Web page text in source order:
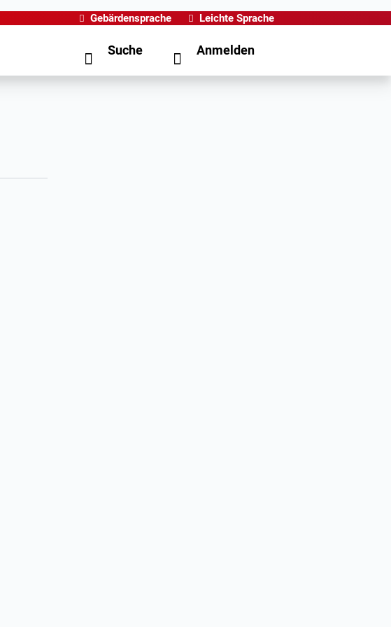
Gebärdensprache Leichte Sprache
Suche Anmelden